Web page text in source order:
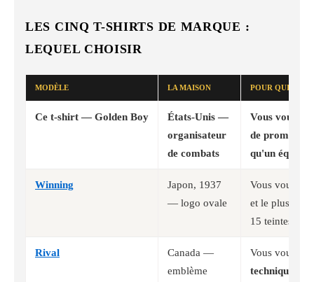
LES CINQ T-SHIRTS DE MARQUE :
LEQUEL CHOISIR
MODÈLE LA MAISON POUR QUI
Ce t-shirt — Golden Boy
États-Unis —
organisateur
de combats
Vous voulez
de promotion
qu'un
Winning
Japon, 1937
— logo ovale
Vous voulez
et le plus
15 teintes
Rival
Canada —
emblème
Vous voulez
technique